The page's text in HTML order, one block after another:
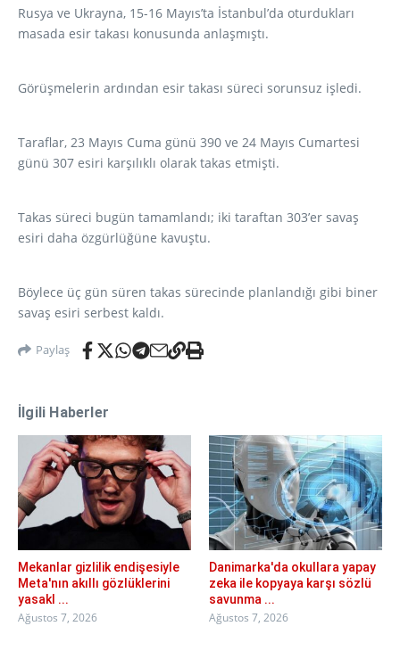
Rusya ve Ukrayna, 15-16 Mayıs’ta İstanbul’da oturdukları
masada esir takası konusunda anlaşmıştı.
Görüşmelerin ardından esir takası süreci sorunsuz işledi.
Taraflar, 23 Mayıs Cuma günü 390 ve 24 Mayıs Cumartesi
günü 307 esiri karşılıklı olarak takas etmişti.
Takas süreci bugün tamamlandı; iki taraftan 303’er savaş
esiri daha özgürlüğüne kavuştu.
Böylece üç gün süren takas sürecinde planlandığı gibi biner
savaş esiri serbest kaldı.
Paylaş
İlgili Haberler
Mekanlar gizlilik endişesiyle
Meta'nın akıllı gözlüklerini
yasakl ...
Ağustos 7, 2026
Danimarka'da okullara yapay
zeka ile kopyaya karşı sözlü
savunma ...
Ağustos 7, 2026